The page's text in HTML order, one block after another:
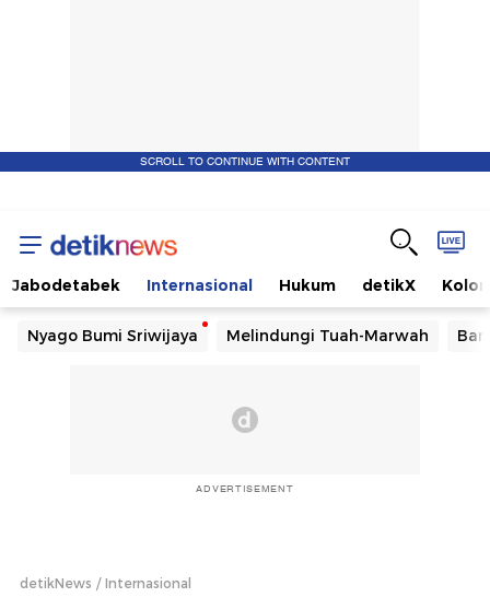
SCROLL TO CONTINUE WITH CONTENT
Jabodetabek Internasional Hukum detikX
Nyago Bumi Sriwijaya Melindungi Tuah-Marwah
ADVERTISEMENT
detikNews Internasional